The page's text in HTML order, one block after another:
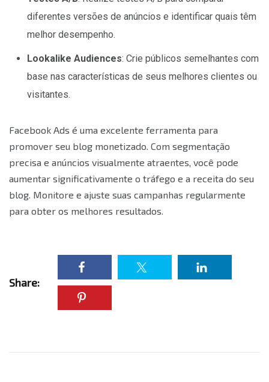
diferentes versões de anúncios e identificar quais têm
melhor desempenho.
Lookalike Audiences: Crie públicos semelhantes com
base nas características de seus melhores clientes ou
visitantes.
Facebook Ads é uma excelente ferramenta para
promover seu blog monetizado. Com segmentação
precisa e anúncios visualmente atraentes, você pode
aumentar significativamente o tráfego e a receita do seu
blog. Monitore e ajuste suas campanhas regularmente
para obter os melhores resultados.
Share: